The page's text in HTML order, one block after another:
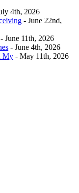
4th, 2026
- June 22nd,
- June 11th, 2026
- June 4th, 2026
My - May 11th, 2026